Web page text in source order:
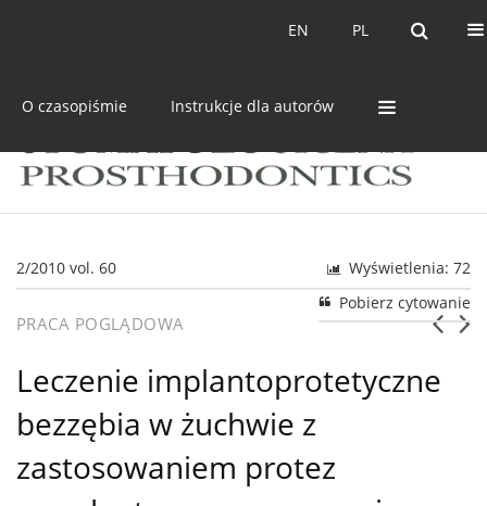
PL
EN PL
EN
O czasopiśmie Instrukcje dla autorów
2/2010 vol. 60
Wyświetlenia: 72
Pobierz cytowanie
PRACA POGLĄDOWA
Leczenie implantoprotetyczne
bezzębia w żuchwie z
zastosowaniem protez